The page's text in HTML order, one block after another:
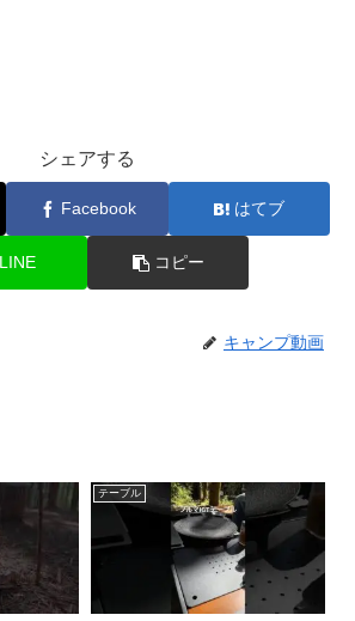
シェアする
Facebook はてブ
LINE コピー
キャンプ動画
テーブル